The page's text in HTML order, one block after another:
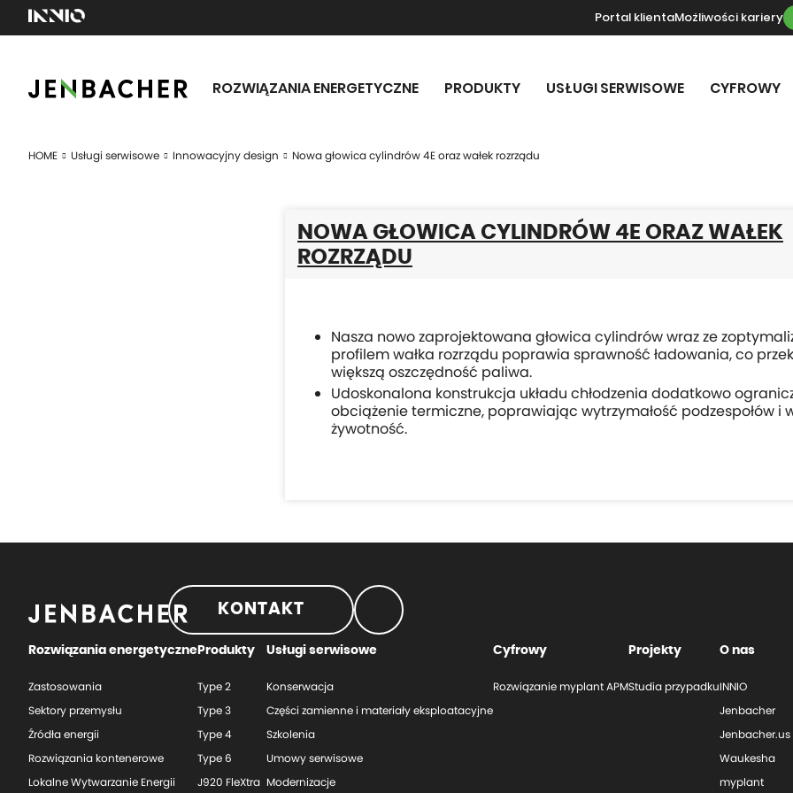
Portal klientaMożliwości kariery
ROZWIĄZANIA ENERGETYCZNE PRODUKTY USŁUGI SERWISOWE CYFROWY
HOME Usługi serwisowe Innowacyjny design Nowa głowica cylindrów 4E oraz wałek rozrządu
NOWA GŁOWICA CYLINDRÓW 4E ORAZ WAŁEK
ROZRZĄDU
Nasza nowo zaprojektowana głowica cylindrów wraz ze
profilem wałka rozrządu poprawia sprawność ładowania, co
większą oszczędność paliwa.
Udoskonalona konstrukcja układu chłodzenia dodatkowo
obciążenie termiczne, poprawiając wytrzymałość podzespołów i
żywotność.
KONTAKT
Rozwiązania energetyczne
Zastosowania
Sektory przemysłu
Źródła energii
Rozwiązania kontenerowe
Lokalne Wytwarzanie Energii
Produkty
Type 2
Type 3
Type 4
Type 6
J920 FleXtra
Usługi serwisowe
Konserwacja
Części zamienne i materiały eksploatacyjne
Szkolenia
Umowy serwisowe
Modernizacje
Cyfrowy
Rozwiązanie myplant APM
Projekty
Studia przypadku
O nas
INNIO
Jenbacher
Jenbacher.us
Waukesha
myplant